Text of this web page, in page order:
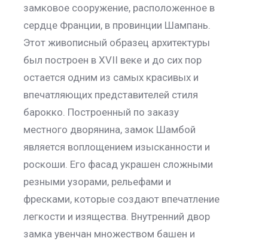
замковое сооружение, расположенное в
сердце Франции, в провинции Шампань.
Этот живописный образец архитектуры
был построен в XVII веке и до сих пор
остается одним из самых красивых и
впечатляющих представителей стиля
барокко. Построенный по заказу
местного дворянина, замок Шамбой
является воплощением изысканности и
роскоши. Его фасад украшен сложными
резными узорами, рельефами и
фресками, которые создают впечатление
легкости и изящества. Внутренний двор
замка увенчан множеством башен и